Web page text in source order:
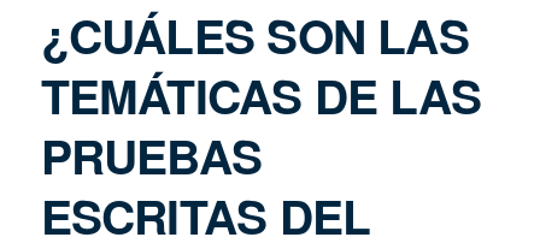
¿CUÁLES SON LAS
TEMÁTICAS DE LAS
PRUEBAS
ESCRITAS DEL